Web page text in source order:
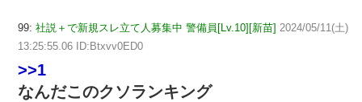
99: 社説＋で新規スレ立て人募集中 警備員[Lv.10][新苗] 2024/05/11(土)
13:25:55.06 ID:Btxvv0ED0
>>1
なんだこのクソランキング